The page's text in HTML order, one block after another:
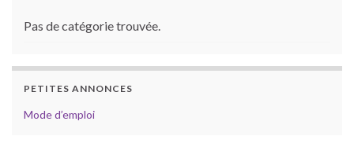
Pas de catégorie trouvée.
PETITES ANNONCES
Mode d’emploi